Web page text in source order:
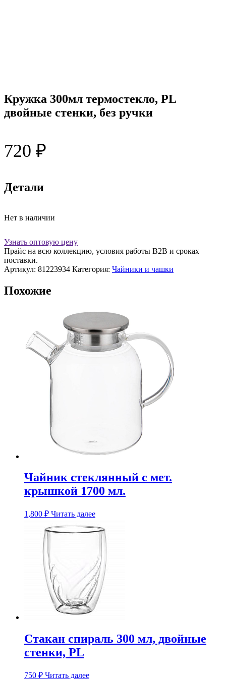
Кружка 300мл термостекло, PL
двойные стенки, без ручки
720 ₽
Детали
Нет в наличии
Узнать оптовую цену
Прайс на всю коллекцию, условия работы В2В и сроках
поставки.
Артикул: 81223934 Категория: Чайники и чашки
Похожие
Чайник стеклянный с мет.
крышкой 1700 мл.
1,800 ₽ Читать далее
Стакан cпираль 300 мл, двойные
стенки, PL
750 ₽ Читать далее